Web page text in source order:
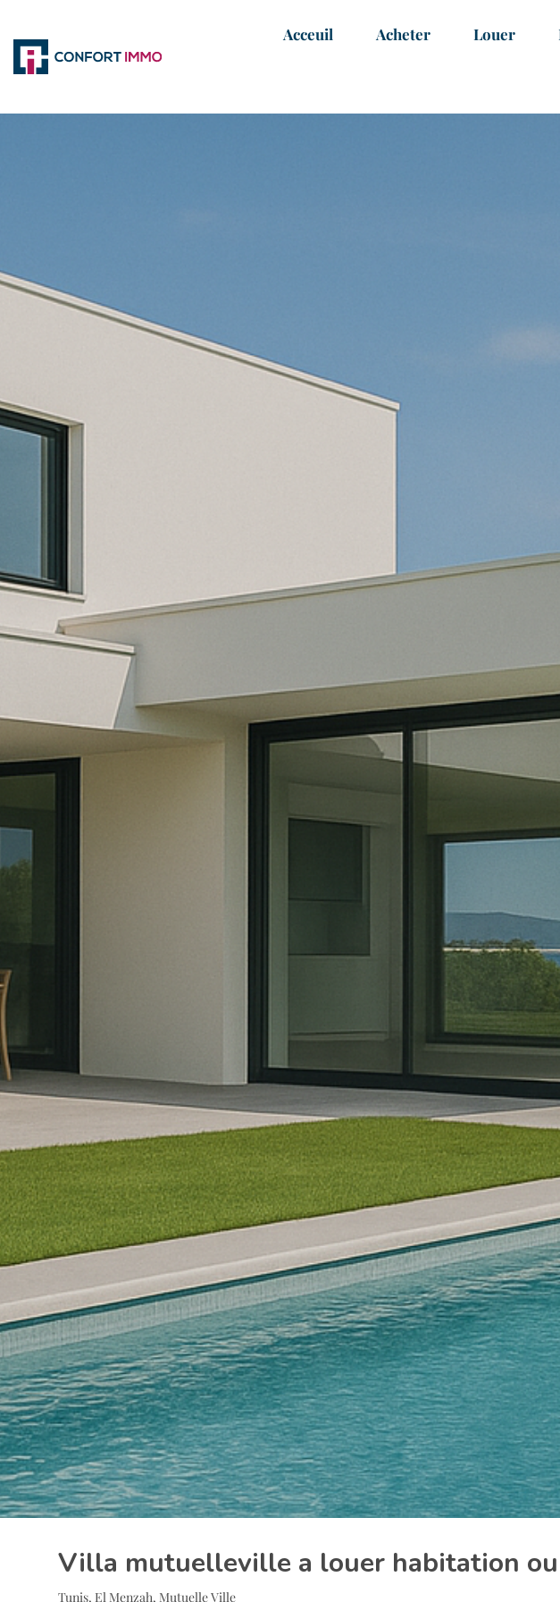
Acceuil Acheter Louer
Villa mutuelleville a louer habitation
Tunis, El Menzah, Mutuelle Ville